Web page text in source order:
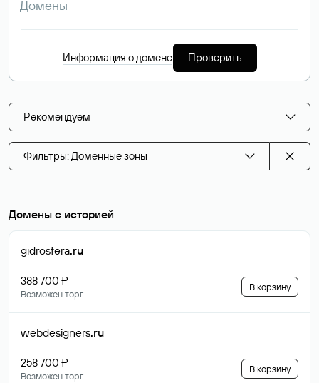
Информация о домене Проверить
Рекомендуем
Фильтры: Доменные зоны
Домены с историей
gidrosfera.ru
388 700 ₽
Возможен торг
В корзину
webdesigners.ru
258 700 ₽
Возможен торг
В корзину